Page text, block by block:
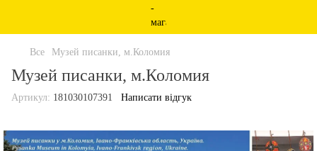
Все Музей писанки, м.Коломия
Музей писанки, м.Коломия
Артикул: 181030107391 Написати відгук